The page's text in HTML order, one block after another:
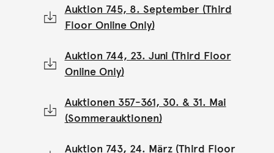
Auktion 745, 8. September (Third
Floor Online Only)
Auktion 744, 23. Juni (Third Floor
Online Only)
Auktionen 357-361, 30. & 31. Mai
(Sommerauktionen)
Auktion 743, 24. März (Third Floor